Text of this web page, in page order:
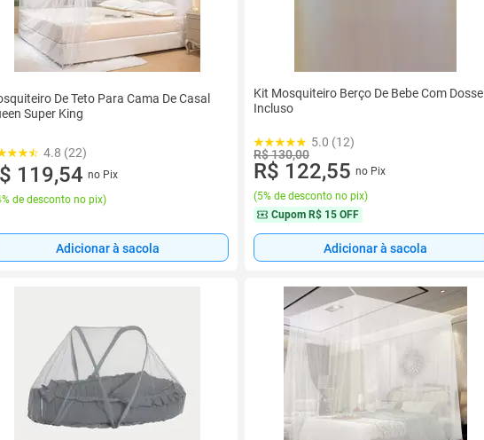
De Teto Para Cama De Casal
Super King
4.8 (22)
119,54 no Pix
de desconto no pix)
Adicionar à sacola
Kit Mosquiteiro Berço De Bebe Com Dossel
Incluso
5.0 (12)
R$ 130,00
R$ 122,55 no Pix
(5% de desconto no pix)
Cupom R$ 15 OFF
Adicionar à sacola